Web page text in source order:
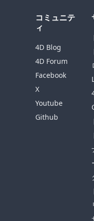
コミュニテ
ィ
4D Blog
4D Forum
Facebook
X
Youtube
Github